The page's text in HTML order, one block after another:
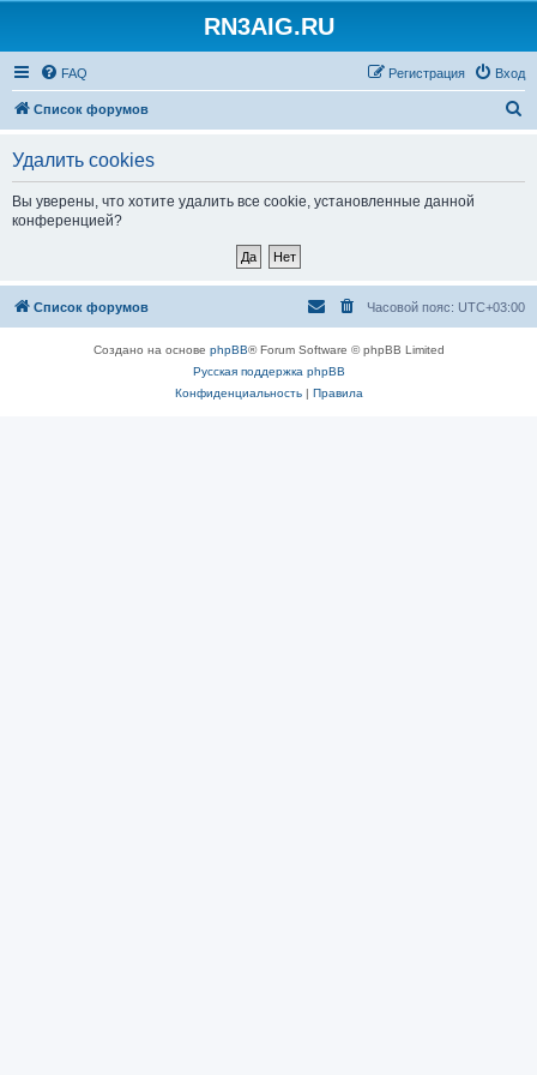
RN3AIG.RU
FAQ Вход
Регистрация
Список форумов
Удалить cookies
Вы уверены, что хотите удалить все cookie, установленные данной
конференцией?
Список форумов Часовой пояс: UTC+03:00
Создано на основе phpBB® Forum Software © phpBB Limited
Русская поддержка phpBB
Конфиденциальность| Правила